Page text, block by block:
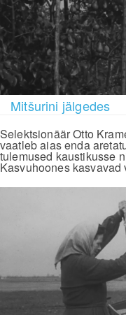
Mitšurini jälgedes
Selektsionäär Otto
vaatleb aias enda
tulemused kaustikusse
Kasvuhoones kasvavad